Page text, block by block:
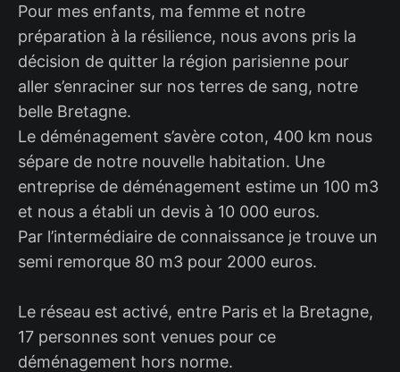
Pour mes enfants, ma femme et notre
préparation à la résilience, nous avons pris la
décision de quitter la région parisienne pour
aller s’enraciner sur nos terres de sang, notre
belle Bretagne.
Le déménagement s’avère coton, 400 km nous
sépare de notre nouvelle habitation. Une
entreprise de déménagement estime un 100 m3
et nous a établi un devis à 10 000 euros.
Par l’intermédiaire de connaissance je trouve un
semi remorque 80 m3 pour 2000 euros.
Le réseau est activé, entre Paris et la Bretagne,
17 personnes sont venues pour ce
déménagement hors norme.